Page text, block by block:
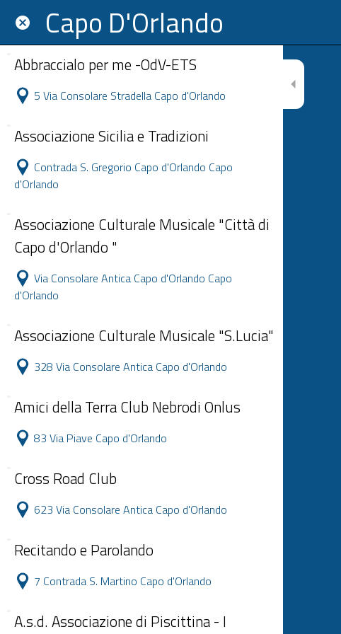
Capo D'Orlando
Abbraccialo per me -OdV-ETS
5 Via Consolare Stradella Capo d'Orlando
Associazione Sicilia e Tradizioni
Contrada S. Gregorio Capo d'Orlando Capo
d'Orlando
Associazione Culturale Musicale "Città di
Capo d'Orlando "
Via Consolare Antica Capo d'Orlando Capo
d'Orlando
Associazione Culturale Musicale "S.Lucia"
328 Via Consolare Antica Capo d'Orlando
Amici della Terra Club Nebrodi Onlus
83 Via Piave Capo d'Orlando
Cross Road Club
623 Via Consolare Antica Capo d'Orlando
Recitando e Parolando
7 Contrada S. Martino Capo d'Orlando
A.s.d. Associazione di Piscittina - I